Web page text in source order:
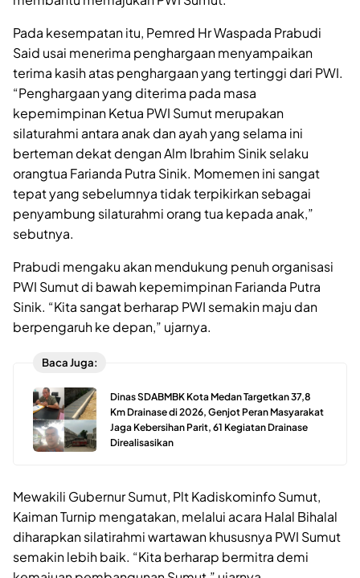
Pada kesempatan itu, Pemred Hr Waspada Prabudi
Said usai menerima penghargaan menyampaikan
terima kasih atas penghargaan yang tertinggi dari PWI.
“Penghargaan yang diterima pada masa
kepemimpinan Ketua PWI Sumut merupakan
silaturahmi antara anak dan ayah yang selama ini
berteman dekat dengan Alm Ibrahim Sinik selaku
orangtua Farianda Putra Sinik. Momemen ini sangat
tepat yang sebelumnya tidak terpikirkan sebagai
penyambung silaturahmi orang tua kepada anak,”
sebutnya.
Prabudi mengaku akan mendukung penuh organisasi
PWI Sumut di bawah kepemimpinan Farianda Putra
Sinik. “Kita sangat berharap PWI semakin maju dan
berpengaruh ke depan,” ujarnya.
Baca Juga:
Dinas SDABMBK Kota Medan Targetkan 37,8
Km Drainase di 2026, Genjot Peran Masyarakat
Jaga Kebersihan Parit, 61 Kegiatan Drainase
Direalisasikan
Mewakili Gubernur Sumut, Plt Kadiskominfo Sumut,
Kaiman Turnip mengatakan, melalui acara Halal Bihalal
diharapkan silatirahmi wartawan khususnya PWI Sumut
semakin lebih baik. “Kita berharap bermitra demi